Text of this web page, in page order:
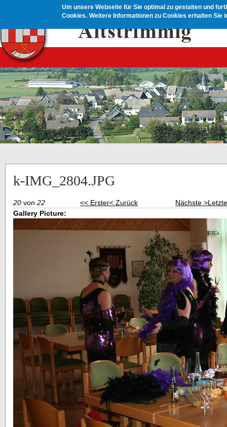
Um unsere Webseite für Sie optimal zu gestalten und
Cookies. Weitere Informationen zu Cookies erhalten Sie
k-IMG_2804.JPG
20 von 22 << Erster< Zurück Nächste >
Gallery Picture: